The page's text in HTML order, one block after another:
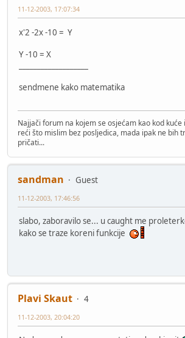
11-12-2003, 17:07:34
x'2 -2x -10 = Y
Y -10 = X
sendmene kako matematika
Najjači forum na kojem se osjećam kao kod
reći što mislim bez posljedica, mada ipak ne bih
pričati...
sandman
Guest
11-12-2003, 17:46:56
slabo, zaboravilo se... u caught me
kako se traze koreni funkcije
Plavi Skaut
4
11-12-2003, 20:04:20